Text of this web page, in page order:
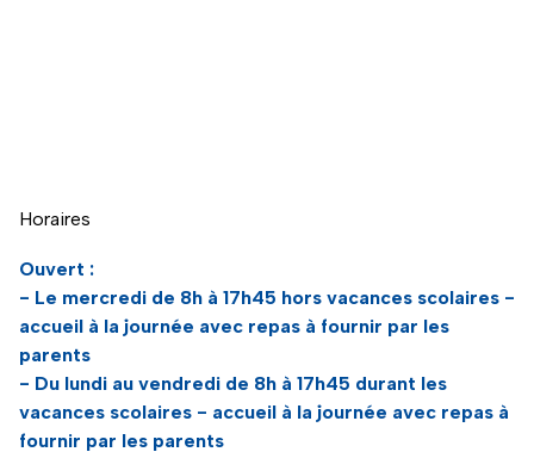
Horaires
Ouvert :
- Le mercredi de 8h à 17h45 hors vacances scolaires -
accueil à la journée avec repas à fournir par les
parents
- Du lundi au vendredi de 8h à 17h45 durant les
vacances scolaires - accueil à la journée avec repas à
fournir par les parents